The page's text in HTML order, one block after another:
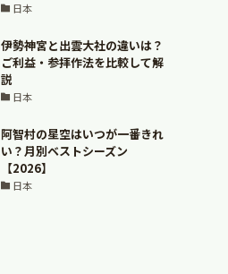
日本
伊勢神宮と出雲大社の違いは？
ご利益・参拝作法を比較して解
説
日本
阿智村の星空はいつが一番きれ
い？月別ベストシーズン
【2026】
日本